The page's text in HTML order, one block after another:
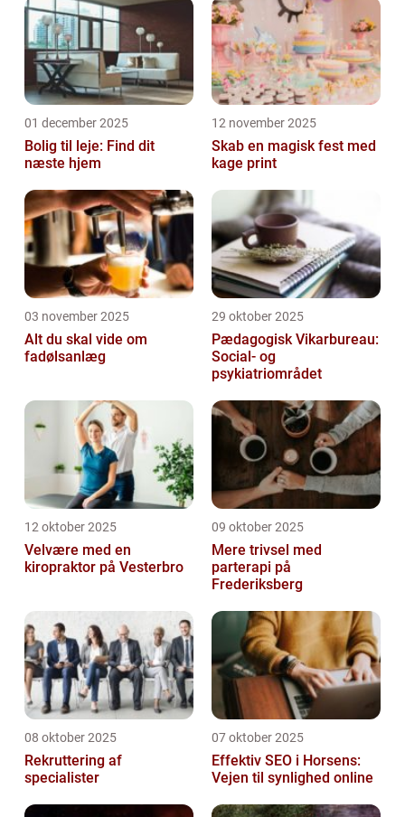
01 december 2025
Bolig til leje: Find dit
næste hjem
12 november 2025
Skab en magisk fest med
kage print
03 november 2025
Alt du skal vide om
fadølsanlæg
29 oktober 2025
Pædagogisk Vikarbureau:
Social- og
psykiatriområdet
12 oktober 2025
Velvære med en
kiropraktor på Vesterbro
09 oktober 2025
Mere trivsel med
parterapi på
Frederiksberg
08 oktober 2025
Rekruttering af
specialister
07 oktober 2025
Effektiv SEO i Horsens:
Vejen til synlighed online